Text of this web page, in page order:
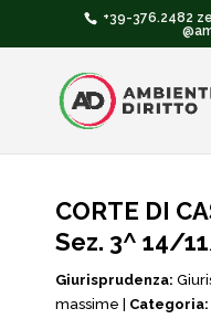
+39-376.2482
CORTE DI
Sez. 3^ 14/
Giurisprudenza:
massime | Categoria: